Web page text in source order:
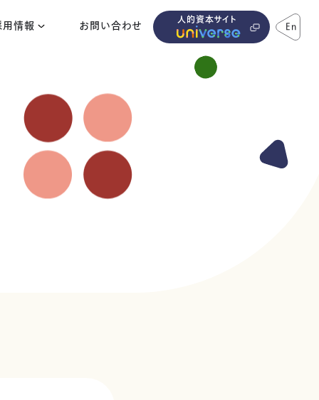
用情報 お問い合わせ 人的資本サイト En